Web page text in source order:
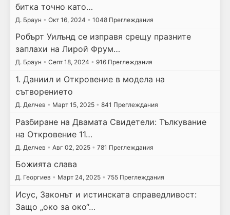
битка точно като…
Д. Браун • Окт 16, 2024 • 1048 Преглеждания
Робърт Уилънд се изправя срещу празните
заплахи на Лирой Фрум…
Д. Браун • Септ 18, 2024 • 916 Преглеждания
1. Даниил и Откровение в модела на
сътворението
Д. Делчев • Март 15, 2025 • 841 Преглеждания
Разбиране на Двамата Свидетели: Тълкувание
на Откровение 11…
Д. Делчев • Авг 02, 2025 • 781 Преглеждания
Божията слава
Д. Георгиев • Март 24, 2025 • 755 Преглеждания
Исус, Законът и истинската справедливост:
Защо „око за око“…